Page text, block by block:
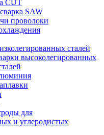
CUT
SAW
проволоки
сталей
высоколегированных
для
и углеродистых